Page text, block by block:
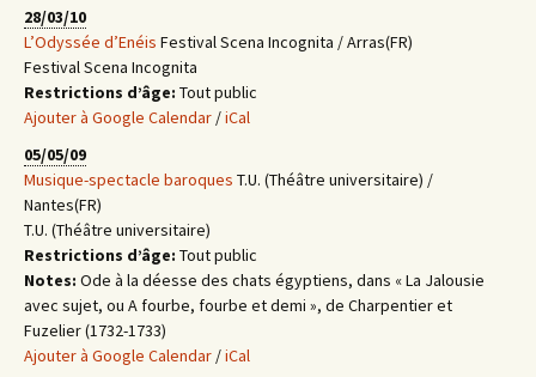
28/03/10
L’Odyssée d’Enéis Festival Scena Incognita / Arras(FR)
Festival Scena Incognita
Restrictions d’âge: Tout public
Ajouter à Google Calendar /iCal
05/05/09
Musique-spectacle baroques T.U. (Théâtre universitaire) /
Nantes(FR)
T.U. (Théâtre universitaire)
Restrictions d’âge: Tout public
Notes: Ode à la déesse des chats égyptiens, dans « La Jalousie
avec sujet, ou A fourbe, fourbe et demi », de Charpentier et
Fuzelier (1732-1733)
Ajouter à Google Calendar /iCal